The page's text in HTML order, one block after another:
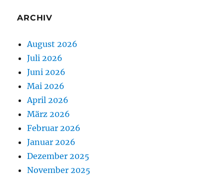
ARCHIV
August 2026
Juli 2026
Juni 2026
Mai 2026
April 2026
März 2026
Februar 2026
Januar 2026
Dezember 2025
November 2025